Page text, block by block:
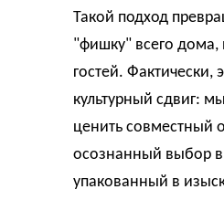
Такой подход
"фишку" всего дома,
гостей.
культурный сдвиг:
ценить совместный
осознанный выбор в
упакованный в